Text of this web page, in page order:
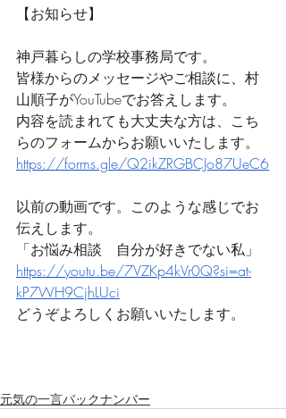
【お知らせ】
神戸暮らしの学校事務局です。
皆様からのメッセージやご相談に、村
山順子がYouTubeでお答えします。
内容を読まれても大丈夫な方は、こち
らのフォームからお願いいたします。
https://forms.gle/Q2ikZRGBCJo87UeC6
以前の動画です。このような感じでお
伝えします。
「お悩み相談　自分が好きでない私」
https://youtu.be/7VZKp4kVr0Q?si=at-
kP7WH9CjhLUci
どうぞよろしくお願いいたします。
元気の一言バックナンバー